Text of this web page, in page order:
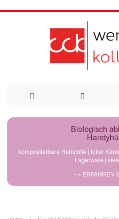
Direkt
Biologisch
kompostierbare Rohstoffe | toller
Lagerware |
--> ERFAHREN